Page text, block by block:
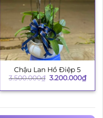
Chậu Lan Hồ Điệp 5
3.500.000₫ Giá
là:
3.200.000₫Giá
hiện
tại